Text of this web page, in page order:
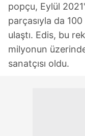
popçu, Eylül
parçasıyla da
ulaştı. Edis, bu
milyonun
sanatçısı oldu.